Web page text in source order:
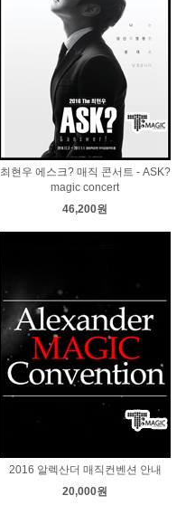
최현우 에스크? 매직 콘서트 - ASK?
magic concert
46,200원
2016 알렉산더 매직컨벤션 안내
20,000원